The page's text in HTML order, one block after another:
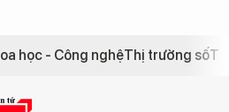
học - Công nghệThị trường số